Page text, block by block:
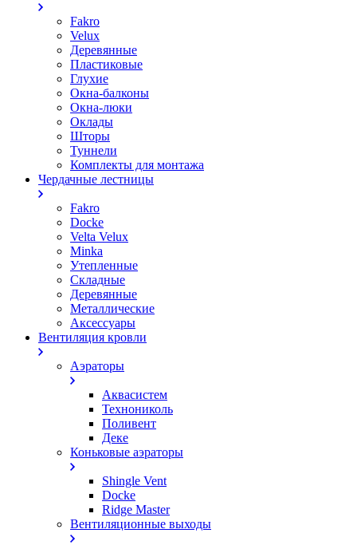
Fakro
Velux
Деревянные
Пластиковые
Глухие
Окна-балконы
Окна-люки
Оклады
Шторы
Туннели
Комплекты для монтажа
Чердачные лестницы
Fakro
Docke
Velta Velux
Minka
Утепленные
Складные
Деревянные
Металлические
Аксессуары
Вентиляция кровли
Аэраторы
Аквасистем
Технониколь
Поливент
Деке
Коньковые аэраторы
Shingle Vent
Docke
Ridge Master
Вентиляционные выходы